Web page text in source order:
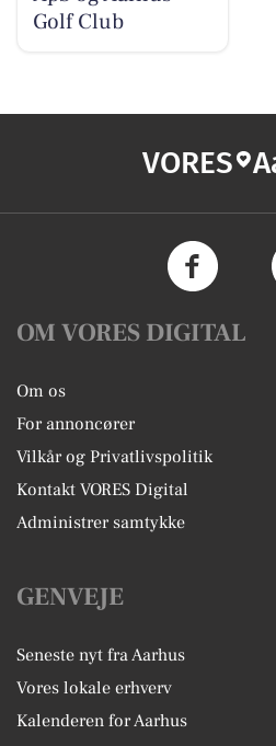
Golf Club
VORES
OM VORES DIGITAL
Om os
For annoncører
Vilkår og Privatlivspolitik
Kontakt VORES Digital
Administrer samtykke
GENVEJE
Seneste nyt fra Aarhus
Vores lokale erhverv
Kalenderen for Aarhus